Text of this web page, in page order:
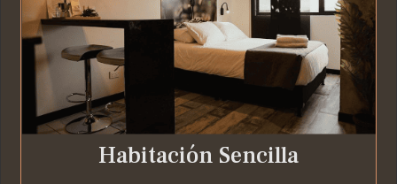
Habitación Sencilla